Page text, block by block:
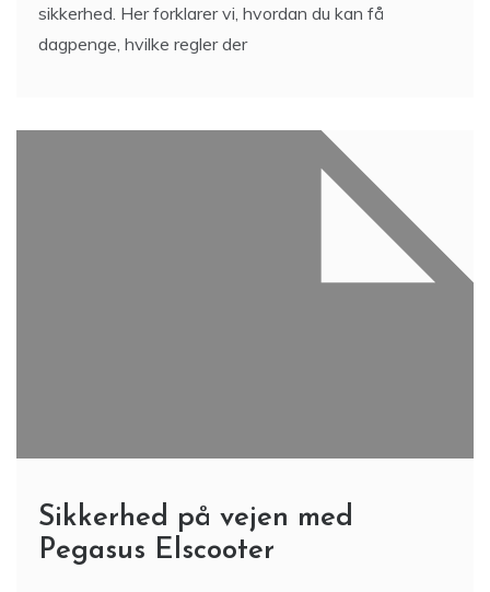
sikkerhed. Her forklarer vi, hvordan du kan få
dagpenge, hvilke regler der
Sikkerhed på vejen med
Pegasus Elscooter